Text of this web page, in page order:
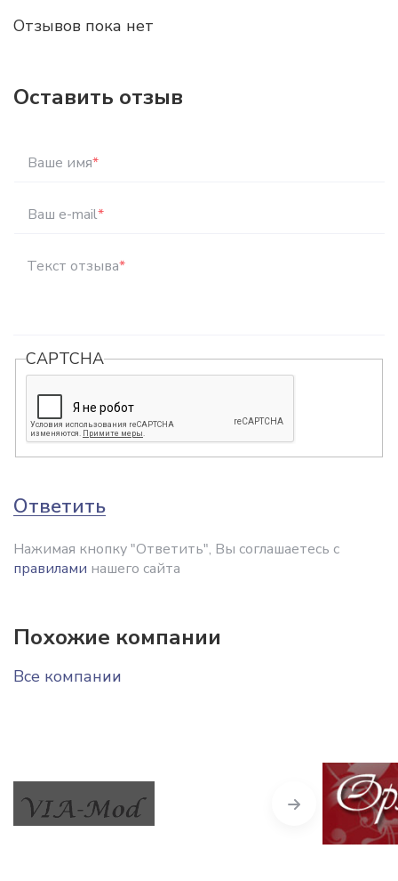
Отзывов пока нет
Оставить отзыв
Ваше имя*
Ваш e-mail*
Текст отзыва*
CAPTCHA
Ответить
Нажимая кнопку "Ответить", Вы соглашаетесь с
правилами нашего сайта
Похожие компании
Все компании
Next